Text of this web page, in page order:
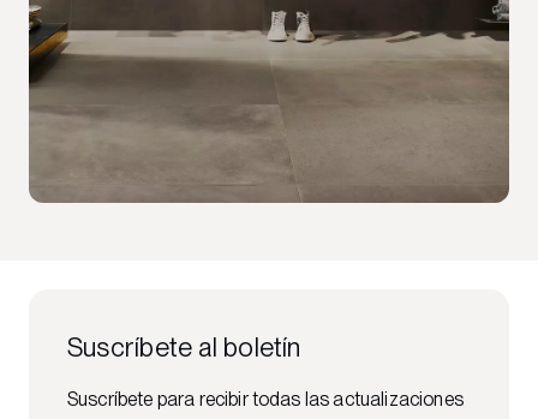
Suscríbete al boletín
Suscríbete para recibir todas las actualizaciones